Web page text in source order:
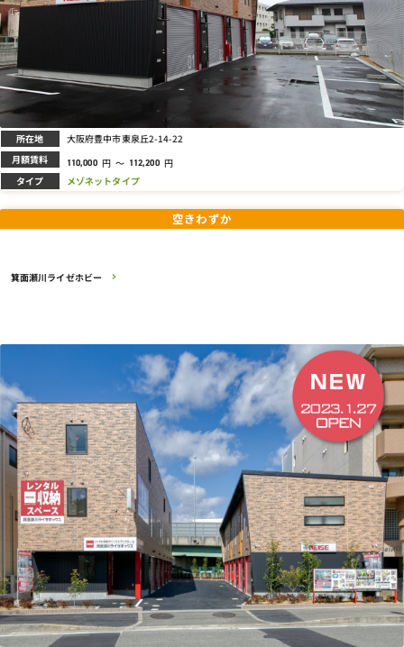
所在地 大阪府豊中市東泉丘2-14-22
月額賃料 110,000 円 ～ 112,200 円
タイプ メゾネットタイプ
箕面瀬川ライゼホビー
空きわずか